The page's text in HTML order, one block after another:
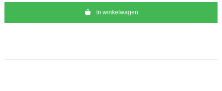
In winkelwagen